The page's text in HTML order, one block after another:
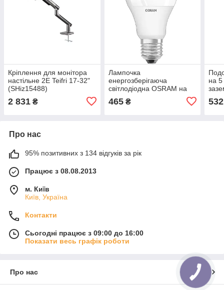
Кріплення для монітора
настільне 2E Teifri 17-32"
(SHiz15488)
2 831 ₴
Лампочка
енергозберігаюча
світлодіодна OSRAM на
пульті E27 LED 9 Вт 2 шт.
(SHiz15530)
465₴
на 5
532
Про нас
95% позитивних з 134 відгуків за рік
Працює з 08.08.2013
м. Київ
Київ, Україна
Контакти
Сьогодні працює з 09:00 до 16:00
Показати весь графік роботи
Про нас
КНОПКА
ЗВ'ЯЗКУ